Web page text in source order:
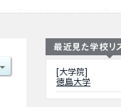
（理工学専攻）や医科栄養
[大学院]
徳島大学